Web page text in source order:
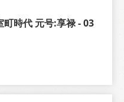
時代 元号:享禄 - 03